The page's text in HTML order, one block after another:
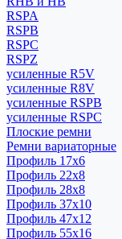
RSPA
RSPB
RSPC
RSPZ
усиленные R5V
усиленные R8V
усиленные RSPB
усиленные RSPC
Плоские ремни
Ремни вариаторные
Профиль 17x6
Профиль 22x8
Профиль 28x8
Профиль 37x10
Профиль 47x12
Профиль 55x16